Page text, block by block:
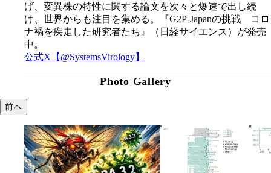
げ、変異株の特性に関する論文を次々と爆速で出し続
け、世界からも注目を集める。『G2P-Japanの挑戦 コロ
ナ禍を疾走した研究者たち』（日経サイエンス）が発売
中。
公式X【@SystemsVirology】
Photo Gallery
前へ